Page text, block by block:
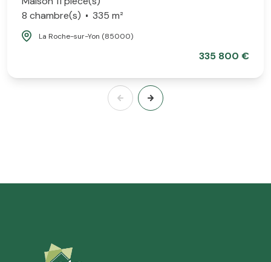
8 chambre(s)
335 m²
La Roche-sur-Yon (85000)
335 800 €